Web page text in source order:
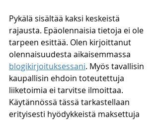
Pykälä sisältää kaksi keskeistä
rajausta. Epäolennaisia tietoja ei ole
tarpeen esittää. Olen kirjoittanut
olennaisuudesta aikaisemmassa
blogikirjoituksessani. Myös tavallisin
kaupallisin ehdoin toteutettuja
liiketoimia ei tarvitse ilmoittaa.
Käytännössä tässä tarkastellaan
erityisesti hyödykkeistä maksettuja